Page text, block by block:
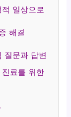
일상으로
해결
질문과 답변
료를 위한